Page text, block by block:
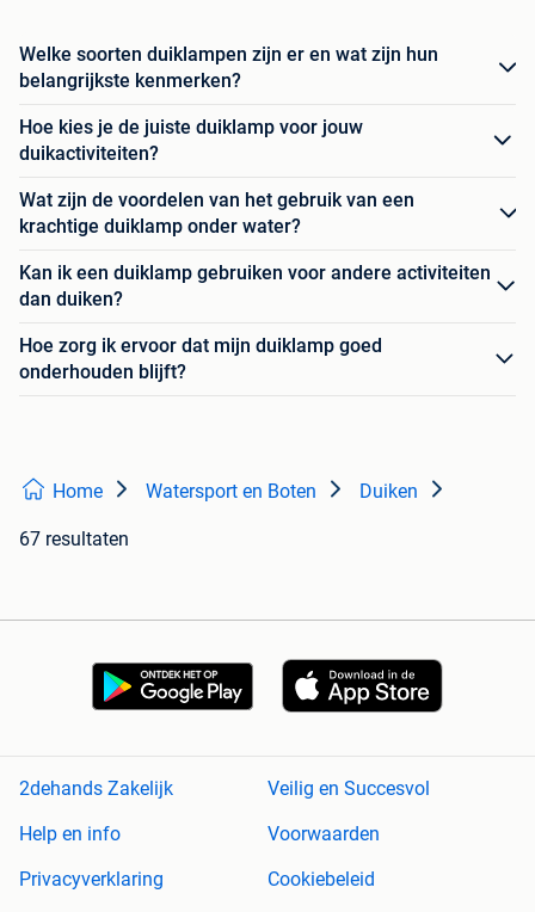
Welke soorten duiklampen zijn er en wat zijn hun
belangrijkste kenmerken?
Hoe kies je de juiste duiklamp voor jouw
duikactiviteiten?
Wat zijn de voordelen van het gebruik van een
krachtige duiklamp onder water?
Kan ik een duiklamp gebruiken voor andere activiteiten
dan duiken?
Hoe zorg ik ervoor dat mijn duiklamp goed
onderhouden blijft?
Home Watersport en Boten Duiken
67 resultaten
2dehands Zakelijk
Veilig en Succesvol
Help en info
Voorwaarden
Privacyverklaring
Cookiebeleid